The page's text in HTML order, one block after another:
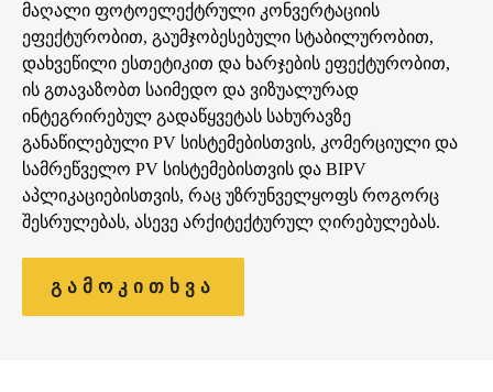
მაღალი ფოტოელექტრული კონვერტაციის
ეფექტურობით, გაუმჯობესებული სტაბილურობით,
დახვეწილი ესთეტიკით და ხარჯების ეფექტურობით,
ის გთავაზობთ საიმედო და ვიზუალურად
ინტეგრირებულ გადაწყვეტას სახურავზე
განაწილებული PV სისტემებისთვის, კომერციული და
სამრეწველო PV სისტემებისთვის და BIPV
აპლიკაციებისთვის, რაც უზრუნველყოფს როგორც
შესრულებას, ასევე არქიტექტურულ ღირებულებას.
გამოკითხვა